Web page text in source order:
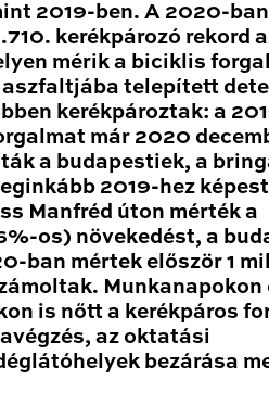
2019-ben. A 2020-ban
kerékpározó rekord
mérik a biciklis
telepített
kerékpároztak: a
már 2020
a budapestiek, a
2019-hez
Manfréd úton mérték a
os) növekedést, a
ban mértek először 1
Munkanapokon
is nőtt a kerékpáros
az oktatási
bezárása